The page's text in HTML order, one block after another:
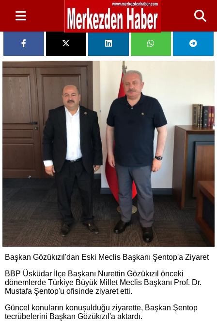
Başkan Gözükızıl'dan Eski Meclis Başkanı Şentop'a Ziyaret
BBP Üsküdar İlçe Başkanı Nurettin Gözükızıl önceki
dönemlerde Türkiye Büyük Millet Meclis Başkanı Prof. Dr.
Mustafa Şentop'u ofisinde ziyaret etti.
Güncel konuların konuşulduğu ziyarette, Başkan Şentop
tecrübelerini Başkan Gözükızıl'a aktardı.